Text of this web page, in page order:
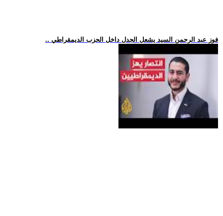
.. فوز عبد الرحمن السيد يشعل الجدل داخل الحزب الديمقراطي